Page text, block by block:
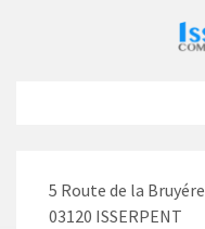
5 Route de la Bruyére
03120 ISSERPENT